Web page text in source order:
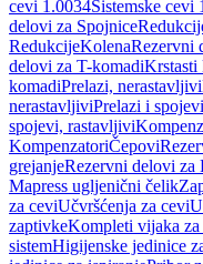
cevi 1.0034Sistemske cevi
delovi za Spojnice
RedukcijeKolenaRezervni
delovi za T-komadiKrstasti
komadiPrelazi, nerastavljivi
nerastavljiviPrelazi i
spojevi, rastavljivi
KompenzatoriČepovi
grejanjeRezervni delovi za
Mapress ugljenični čelik
za ceviUčvršćenja za cevi
zaptivkeKompleti vijaka
sistemHigijenske jedinice